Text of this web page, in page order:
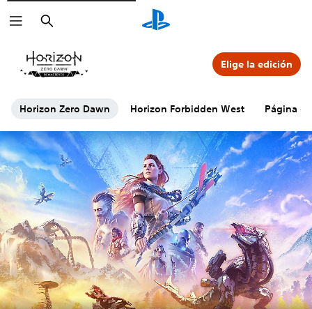
Buscar
Horizon Zero Dawn Horizon Forbidden West Página
Elige la edición